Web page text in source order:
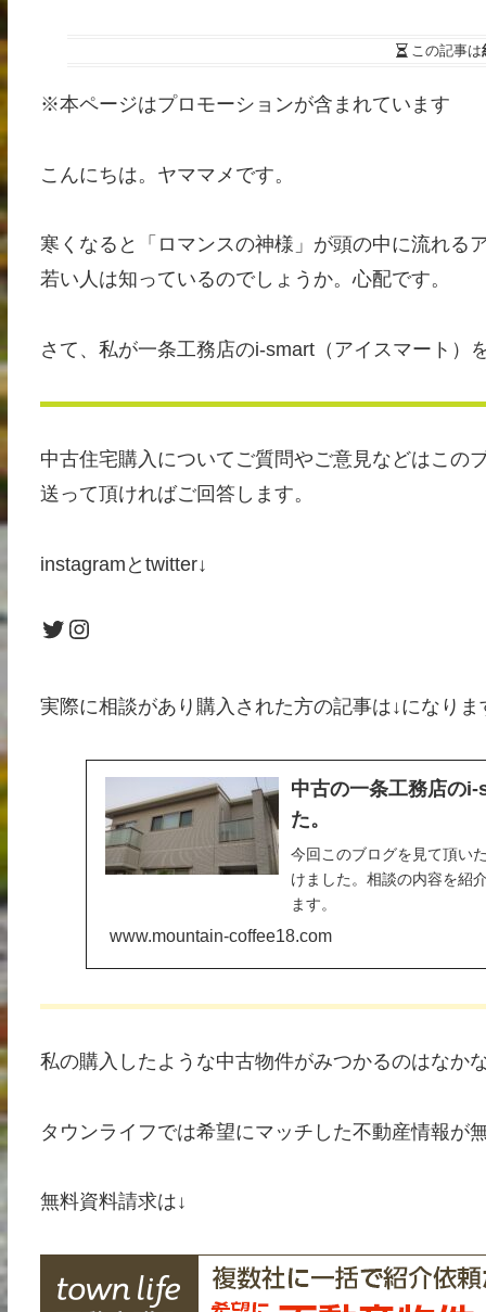
この記事は
※本ページはプロモーションが含まれています
こんにちは。ヤママメです。
寒くなると「ロマンスの神様」が頭の中に流れる
若い人は知っているのでしょうか。心配です。
さて、私が一条工務店のi-smart（アイスマート）
中古住宅購入についてご質問やご意見などはこの
送って頂ければご回答します。
instagramとtwitter↓
Twitter
Instagram
実際に相談があり購入された方の記事は↓になりま
中古の一条工務店の
た。
今回このブログを見て頂い
けました。相談の内容を紹
ます。
www.mountain-coffee18.com
私の購入したような中古物件がみつかるのはなか
タウンライフでは希望にマッチした不動産情報が
無料資料請求は↓